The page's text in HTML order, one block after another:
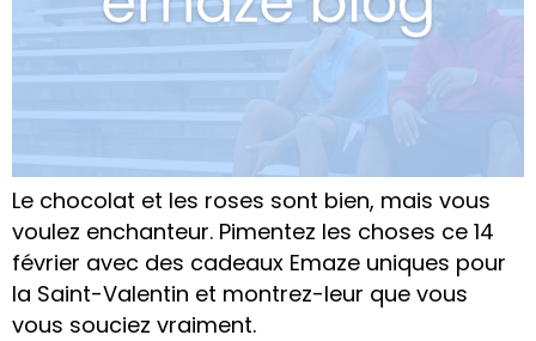
Le chocolat et les roses sont bien, mais vous
voulez enchanteur. Pimentez les choses ce 14
février avec des cadeaux Emaze uniques pour
la Saint-Valentin et montrez-leur que vous
vous souciez vraiment.